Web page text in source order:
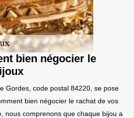
bien négocier le
Gordes, code postal 84220, se pose
bien négocier le rachat de vos
nous comprenons que chaque bijou a